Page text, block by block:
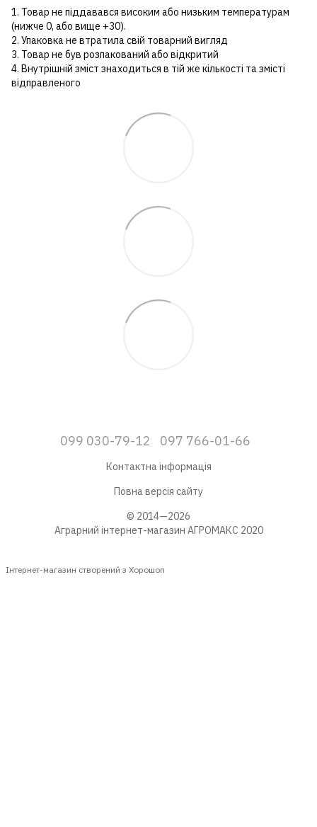
1. Товар не піддавався високим або низьким температурам
(нижче 0, або вище +30).
2. Упаковка не втратила свій товарний вигляд
3. Товар не був розпакований або відкритий
4. Внутрішній зміст знаходиться в тій же кількості та змісті
відправленого
099 030-79-12 097 766-01-66
Контактна інформація
Повна версія сайту
© 2014—2026
Аграрний інтернет-магазин АГРОМАКС 2020
Інтернет-магазин створений з Хорошоп